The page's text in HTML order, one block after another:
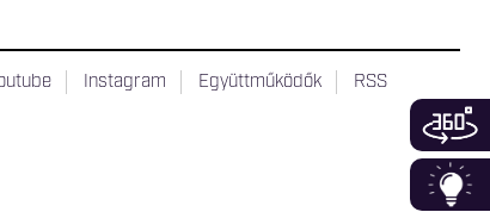
Instagram Együttműködők RSS